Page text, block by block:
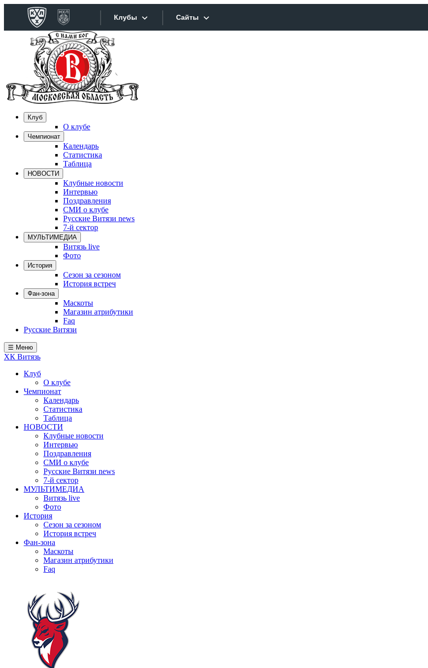
Клубы
Дивизион Боброва
Лада
СКА
Дивизион Тарасова
Сайты
Клуб
О клубе
Чемпионат
Календарь
Статистика
Таблица
НОВОСТИ
Клубные новости
Интервью
Поздравления
СМИ о клубе
Русские Витязи news
7-й сектор
МУЛЬТИМЕДИА
Витязь live
Фото
История
Сезон за сезоном
История встреч
Фан-зона
Маскоты
Магазин атрибутики
Faq
Русские Витязи
☰ Меню
ХК Витязь
Клуб
О клубе
Чемпионат
Календарь
Статистика
Таблица
НОВОСТИ
Клубные новости
Интервью
Поздравления
СМИ о клубе
Русские Витязи news
7-й сектор
МУЛЬТИМЕДИА
Витязь live
Фото
История
Сезон за сезоном
История встреч
Фан-зона
Маскоты
Магазин атрибутики
Faq